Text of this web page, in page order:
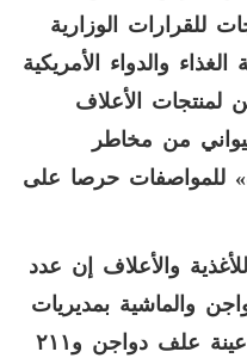
للقرارات الوزارية
والدواء الأمريكية
لمنتجات الأعلاف
من مخاطر
للمواصفات حرصا على
والأعلاف إن عدد
والماشية بمديريات
الزراعة بالمحافظات بلغ ٦٧٢ عينة علف دواجن و٢١١